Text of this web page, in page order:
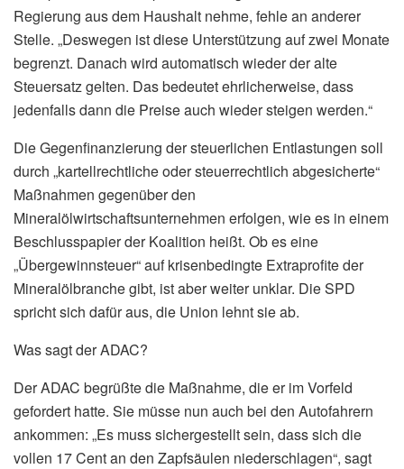
Regierung aus dem Haushalt nehme, fehle an anderer
Stelle. „Deswegen ist diese Unterstützung auf zwei Monate
begrenzt. Danach wird automatisch wieder der alte
Steuersatz gelten. Das bedeutet ehrlicherweise, dass
jedenfalls dann die Preise auch wieder steigen werden.“
Die Gegenfinanzierung der steuerlichen Entlastungen soll
durch „kartellrechtliche oder steuerrechtlich abgesicherte“
Maßnahmen gegenüber den
Mineralölwirtschaftsunternehmen erfolgen, wie es in einem
Beschlusspapier der Koalition heißt. Ob es eine
„Übergewinnsteuer“ auf krisenbedingte Extraprofite der
Mineralölbranche gibt, ist aber weiter unklar. Die SPD
spricht sich dafür aus, die Union lehnt sie ab.
Was sagt der ADAC?
Der ADAC begrüßte die Maßnahme, die er im Vorfeld
gefordert hatte. Sie müsse nun auch bei den Autofahrern
ankommen: „Es muss sichergestellt sein, dass sich die
vollen 17 Cent an den Zapfsäulen niederschlagen“, sagt